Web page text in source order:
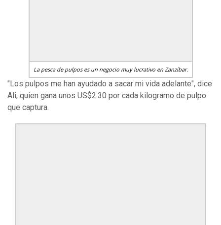
La pesca de pulpos es un negocio muy lucrativo en Zanzíbar.
"Los pulpos me han ayudado a sacar mi vida adelante", dice
Ali, quien gana unos US$2.30 por cada kilogramo de pulpo
que captura.